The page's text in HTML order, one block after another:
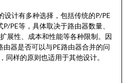
设计有多种选择，包括传统的P/PE
PE等，具体取决于路由器数量、
展性、成本和性能等各种限制。因
由器是否可以与PE路由器合并的问
同样的原则也适用于其他设计。